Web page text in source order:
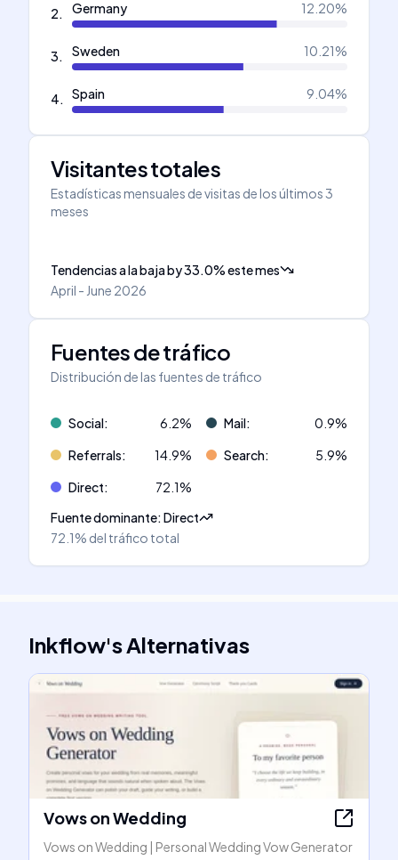
2. Germany 12.20%
3. Sweden 10.21%
4. Spain 9.04%
Visitantes totales
Estadísticas mensuales de visitas de los últimos 3
meses
Tendencias a la bajaby33.0%este mes
April - June 2026
Fuentes de tráfico
Distribución de las fuentes de tráfico
Social: 6.2% Mail: 0.9%
Referrals: 14.9% Search: 5.9%
Direct: 72.1%
Fuente dominante:Direct
72.1% del tráfico total
Inkflow'sAlternativas
Vows on Wedding
Vows on Wedding | Personal Wedding Vow Generator